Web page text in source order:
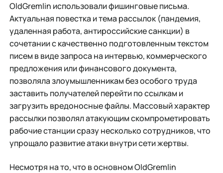
OldGremlin использовали фишинговые письма.
Актуальная повестка и тема рассылок (пандемия,
удаленная работа, антироссийские санкции) в
сочетании с качественно подготовленным текстом
писем в виде запроса на интервью, коммерческого
предложения или финансового документа,
позволяла злоумышленникам без особого труда
заставить получателей перейти по ссылкам и
загрузить вредоносные файлы. Массовый характер
рассылки позволял атакующим скомпрометировать
рабочие станции сразу несколько сотрудников, что
упрощало развитие атаки внутри сети жертвы.
Несмотря на то, что в основном OldGremlin